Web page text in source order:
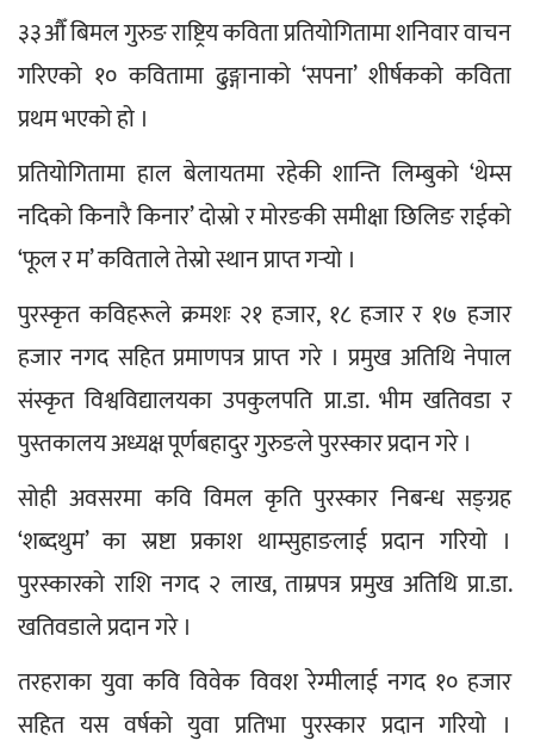
३३औँ बिमल गुरुङ राष्ट्रिय कविता प्रतियोगितामा शनिवार वाचन
गरिएको १० कवितामा ढुङ्गानाको ‘सपना’ शीर्षकको कविता
प्रथम भएको हो ।
प्रतियोगितामा हाल बेलायतमा रहेकी शान्ति लिम्बुको ‘थेम्स
नदिको किनारै किनार’ दोस्रो र मोरङकी समीक्षा छिलिङ राईको
‘फूल र म’ कविताले तेस्रो स्थान प्राप्त गर्‍यो ।
पुरस्कृत कविहरूले क्रमशः २१ हजार, १८ हजार र १७ हजार
हजार नगद सहित प्रमाणपत्र प्राप्त गरे । प्रमुख अतिथि नेपाल
संस्कृत विश्वविद्यालयका उपकुलपति प्रा.डा. भीम खतिवडा र
पुस्तकालय अध्यक्ष पूर्णबहादुर गुरुङले पुरस्कार प्रदान गरे ।
सोही अवसरमा कवि विमल कृति पुरस्कार निबन्ध सङ्ग्रह
‘शब्दथुम’ का स्रष्टा प्रकाश थाम्सुहाङलाई प्रदान गरियो ।
पुरस्कारको राशि नगद २ लाख, ताम्रपत्र प्रमुख अतिथि प्रा.डा.
खतिवडाले प्रदान गरे ।
तरहराका युवा कवि विवेक विवश रेग्मीलाई नगद १० हजार
सहित यस वर्षको युवा प्रतिभा पुरस्कार प्रदान गरियो ।